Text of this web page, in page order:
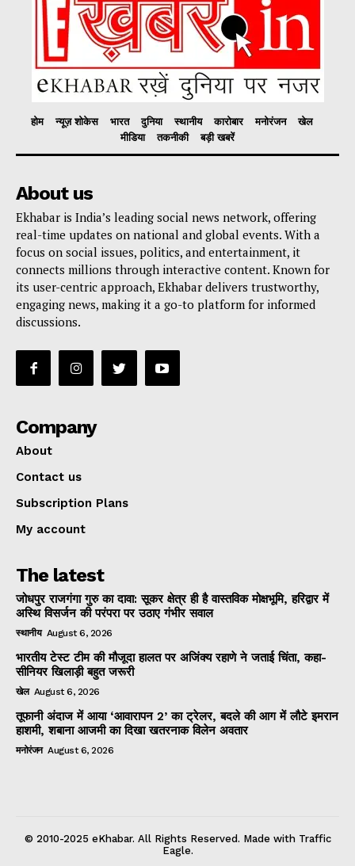
होम न्यूज़ शोकेस भारत दुनिया स्थानीय कारोबार मनोरंजन
खेल
मीडिया
तकनीकी बड़ी खबरें
About us
Ekhabar is India’s leading social news network, offering
real-time updates on national and global events. With a
focus on social issues, politics, and entertainment, it
connects millions through interactive content. Known for
its user-centric approach, Ekhabar delivers trustworthy,
engaging news, making it a go-to platform for informed
discussions.
Company
About
Contact us
Subscription Plans
My account
The latest
जोधपुर राजगंगा गुरु का दावा: सूकर क्षेत्र ही है वास्तविक मोक्षभूमि, हरिद्वार में
अस्थि विसर्जन की परंपरा पर उठाए गंभीर सवाल
स्थानीय August 6, 2026
भारतीय टेस्ट टीम की मौजूदा हालत पर अजिंक्य रहाणे ने जताई चिंता, कहा-
सीनियर खिलाड़ी बहुत जरूरी
खेल August 6, 2026
तूफानी अंदाज में आया ‘आवारापन 2’ का ट्रेलर, बदले की आग में लौटे इमरान
हाशमी, शबाना आजमी का दिखा खतरनाक विलेन अवतार
मनोरंजन August 6, 2026
© 2010-2025 eKhabar. All Rights Reserved. Made with Traffic
Eagle.